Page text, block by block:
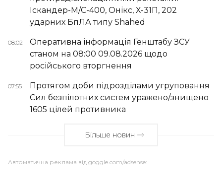
Іскандер-М/С-400, Онікс, Х-31П, 202
ударних БпЛА типу Shahed
08:02
Оперативна інформація Генштабу ЗСУ
станом на 08:00 09.08.2026 щодо
російського вторгнення
07:55
Протягом доби підрозділами угруповання
Сил безпілотних систем уражено/знищено
1605 цілей противника
Більше новин
Автоматична реклама від goggle.com/adsense: